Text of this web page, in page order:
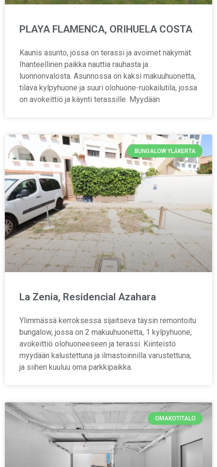
PLAYA FLAMENCA, ORIHUELA COSTA
Kaunis asunto, jossa on terassi ja avoimet näkymät.
Ihanteellinen paikka nauttia rauhasta ja
luonnonvalosta. Asunnossa on kaksi makuuhuonetta,
tilava kylpyhuone ja suuri olohuone-ruokailutila, jossa
on avokeittiö ja käynti terassille. Myydään
BUNGALOW YLÄKERTA
La Zenia, Residencial Azahara
Ylimmässä kerroksessa sijaitseva täysin remontoitu
bungalow, jossa on 2 makuuhuonetta, 1 kylpyhuone,
avokeittiö olohuoneeseen ja terassi. Kiinteistö
myydään kalustettuna ja ilmastoinnilla varustettuna,
ja siihen kuuluu oma parkkipaikka.
OMAKOTITALO